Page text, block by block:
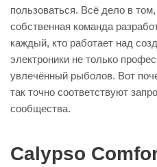
пользоваться. Всё дело в
собственная команда
каждый, кто работает над
электроники не только
увлечённый рыболов. Вот
так точно соответствуют
сообщества.
Calypso